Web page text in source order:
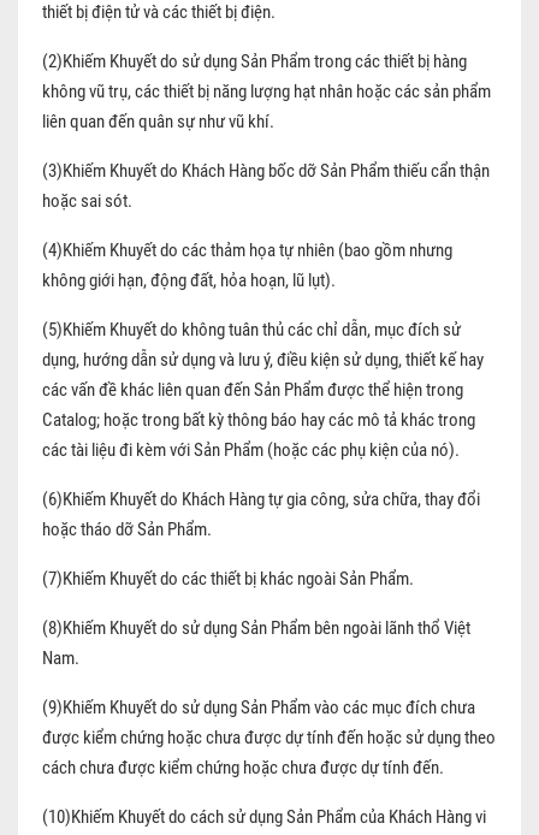
thiết bị điện tử và các thiết bị điện.
(2)Khiếm Khuyết do sử dụng Sản Phẩm trong các thiết bị hàng
không vũ trụ, các thiết bị năng lượng hạt nhân hoặc các sản phẩm
liên quan đến quân sự như vũ khí.
(3)Khiếm Khuyết do Khách Hàng bốc dỡ Sản Phẩm thiếu cẩn thận
hoặc sai sót.
(4)Khiếm Khuyết do các thảm họa tự nhiên (bao gồm nhưng
không giới hạn, động đất, hỏa hoạn, lũ lụt).
(5)Khiếm Khuyết do không tuân thủ các chỉ dẫn, mục đích sử
dụng, hướng dẫn sử dụng và lưu ý, điều kiện sử dụng, thiết kế hay
các vấn đề khác liên quan đến Sản Phẩm được thể hiện trong
Catalog; hoặc trong bất kỳ thông báo hay các mô tả khác trong
các tài liệu đi kèm với Sản Phẩm (hoặc các phụ kiện của nó).
(6)Khiếm Khuyết do Khách Hàng tự gia công, sửa chữa, thay đổi
hoặc tháo dỡ Sản Phẩm.
(7)Khiếm Khuyết do các thiết bị khác ngoài Sản Phẩm.
(8)Khiếm Khuyết do sử dụng Sản Phẩm bên ngoài lãnh thổ Việt
Nam.
(9)Khiếm Khuyết do sử dụng Sản Phẩm vào các mục đích chưa
được kiểm chứng hoặc chưa được dự tính đến hoặc sử dụng theo
cách chưa được kiểm chứng hoặc chưa được dự tính đến.
(10)Khiếm Khuyết do cách sử dụng Sản Phẩm của Khách Hàng vi